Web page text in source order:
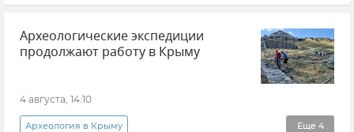
Крым в истории: секреты, факты, фото
Археология Раскопки
Археологические экспедиции
продолжают работу в Крыму
4 августа, 14:10
Еще 4
Археология в Крыму